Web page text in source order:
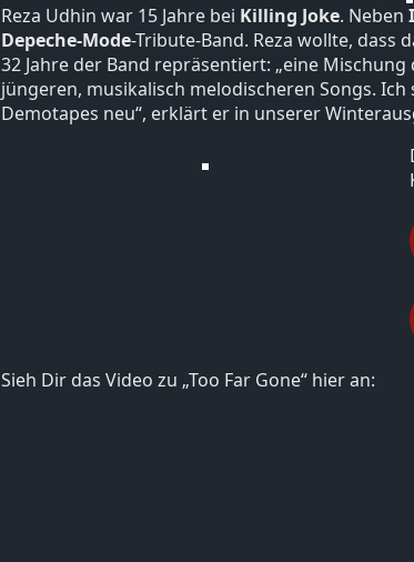
Reza Udhin war 15 Jahre bei Killing Joke. Neben
Depeche-Mode-Tribute-Band. Reza wollte, dass
32 Jahre der Band repräsentiert: „eine
jüngeren, musikalisch melodischeren Songs.
Demotapes neu“, erklärt er in unserer
Sieh Dir das Video zu „Too Far Gone“ hier an: